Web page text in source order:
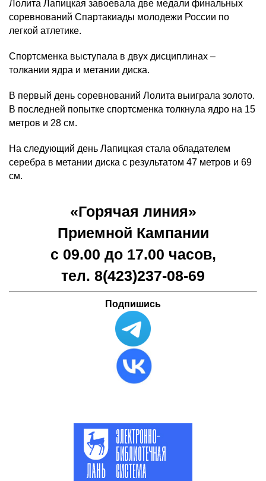
«Горячая линия»
Приемной Кампании
с 09.00 до 17.00 часов,
тел. 8(423)237-08-69
Подпишись
Лолита Лапицкая завоевала две медали финальных
соревнований Спартакиады молодежи России по
легкой атлетике.
Спортсменка выступала в двух дисциплинах –
толкании ядра и метании диска.
В первый день соревнований Лолита выиграла золото.
В последней попытке спортсменка толкнула ядро на 15
метров и 28 см.
На следующий день Лапицкая стала обладателем
серебра в метании диска с результатом 47 метров и 69
см.